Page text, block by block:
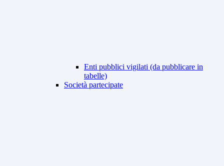
Enti pubblici vigilati (da pubblicare in
tabelle)
Società partecipate